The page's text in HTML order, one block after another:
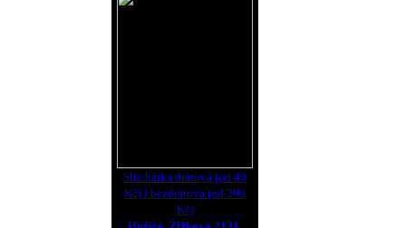
Sluchátka drátová (od 49
Kč) i bezdrátová (od 299
Kč)